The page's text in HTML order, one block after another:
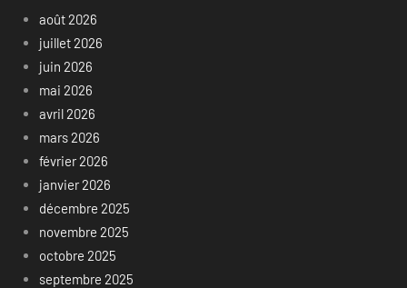
août 2026
juillet 2026
juin 2026
mai 2026
avril 2026
mars 2026
février 2026
janvier 2026
décembre 2025
novembre 2025
octobre 2025
septembre 2025